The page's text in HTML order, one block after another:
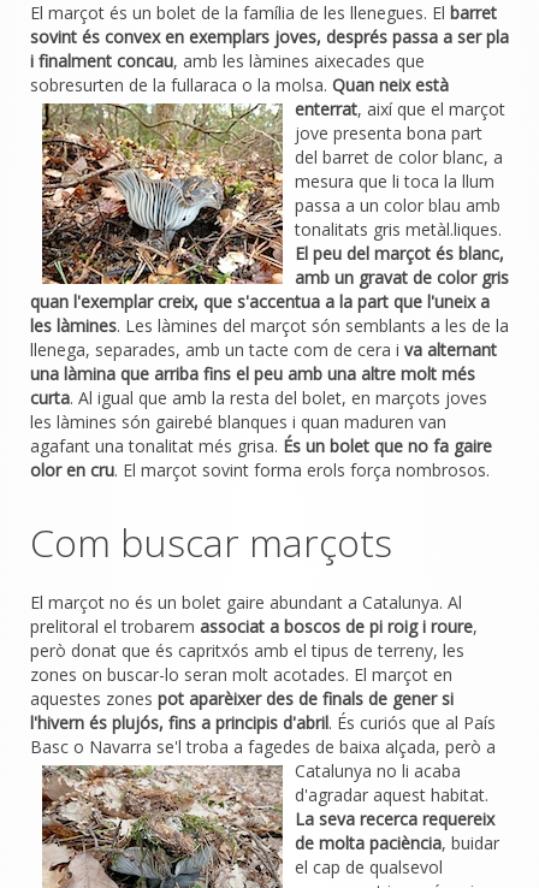
El marçot és un bolet de la família de les llenegues. El barret
sovint és convex en exemplars joves, després passa a ser pla
i finalment concau, amb les làmines aixecades que
sobresurten de la fullaraca o la molsa. Quan neix està
enterrat, així que el marçot
jove presenta bona part
del barret de color blanc, a
mesura que li toca la llum
passa a un color blau amb
tonalitats gris metàl.liques.
El peu del marçot és blanc,
amb un gravat de color gris
quan l'exemplar creix, que s'accentua a la part que l'uneix a
les làmines. Les làmines del marçot són semblants a les de la
llenega, separades, amb un tacte com de cera i va alternant
una làmina que arriba fins el peu amb una altre molt més
curta. Al igual que amb la resta del bolet, en marçots joves
les làmines són gairebé blanques i quan maduren van
agafant una tonalitat més grisa. És un bolet que no fa gaire
olor en cru. El marçot sovint forma erols força nombrosos.
Com buscar marçots
El marçot no és un bolet gaire abundant a Catalunya. Al
prelitoral el trobarem associat a boscos de pi roig i roure,
però donat que és capritxós amb el tipus de terreny, les
zones on buscar-lo seran molt acotades. El marçot en
aquestes zones pot aparèixer des de finals de gener si
l'hivern és plujós, fins a principis d'abril. És curiós que al País
Basc o Navarra se'l troba a fagedes de baixa alçada, però a
Catalunya no li acaba
d'agradar aquest habitat.
La seva recerca requereix
de molta paciència, buidar
el cap de qualsevol